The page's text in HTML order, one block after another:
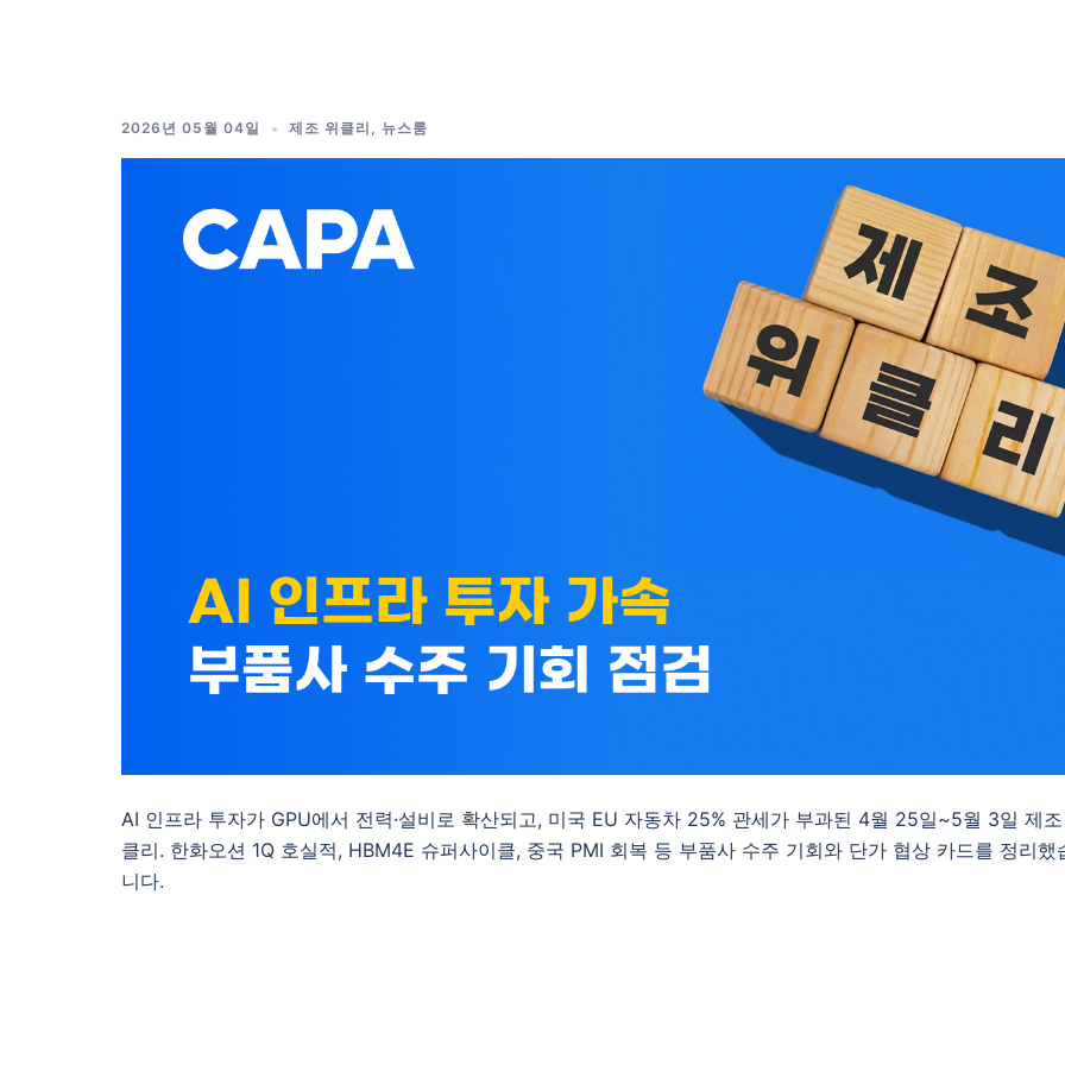
2026년 05월 04일 제조 위클리 , 뉴스룸
AI 인프라 투자가 GPU에서 전력·설비로 확산되고, 미국 EU 자동차 25% 관세가 부과된 4월 25일~5월 3일 제
클리. 한화오션 1Q 호실적, HBM4E 슈퍼사이클, 중국 PMI 회복 등 부품사 수주 기회와 단가 협상 카드를 정리했
니다.